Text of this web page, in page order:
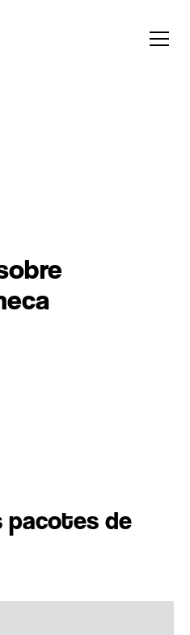
pacotes de